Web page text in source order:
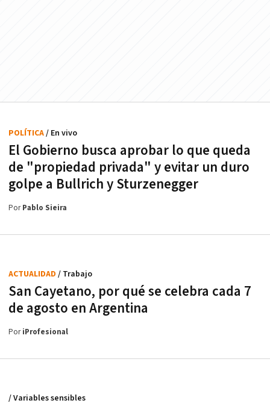
El Gobierno busca aprobar lo que queda
de "propiedad privada" y evitar un duro
golpe a Bullrich y Sturzenegger
POLÍTICA/ En vivo
PorPablo Sieira
San Cayetano, por qué se celebra cada 7
de agosto en Argentina
ACTUALIDAD / Trabajo
PoriProfesional
/ Variables sensibles